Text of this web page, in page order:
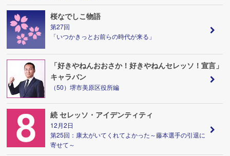
桜なでしこ物語
第27回
「いつかきっとお前らの時代が来る」
「好きやねんおおさか！好きやねんセレッソ！宣言」
キャラバン
（50）堺市美原区役所編
続 セレッソ・アイデンティティ
12月2日
第25回：康太がいてくれてよかった～藤本選手の引退に
寄せて～